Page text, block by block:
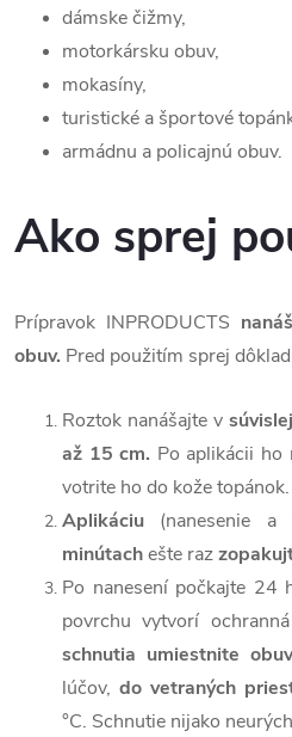
dámske čižmy,
motorkársku obuv,
mokasíny,
turistické a športové
armádnu a policajnú obuv.
Ako sprej
Prípravok INPRODUCTS
obuv. Pred použitím sprej
Roztok nanášajte v
až 15 cm. Po aplikácii
votrite ho do kože topánok.
Aplikáciu (nanesenie a
minútachešte raz
Po nanesení počkajte 24
povrchu vytvorí
schnutia umiestnite obuv
lúčov, do vetraných
°C. Schnutie nijako